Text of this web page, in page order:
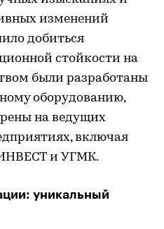
изменений
добиться
стойкости на
были разработаны
оборудованию,
на ведущих
включая
и УГМК.
уникальный